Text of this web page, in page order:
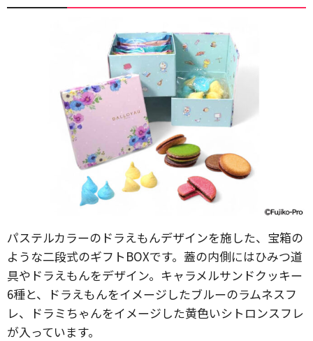
パステルカラーのドラえもんデザインを施した、宝箱の
ような二段式のギフトBOXです。蓋の内側にはひみつ道
具やドラえもんをデザイン。キャラメルサンドクッキー
6種と、ドラえもんをイメージしたブルーのラムネスフ
レ、ドラミちゃんをイメージした黄色いシトロンスフレ
が入っています。